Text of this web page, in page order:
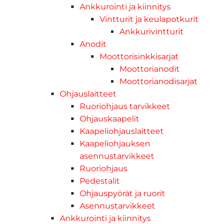
Ankkurointi ja kiinnitys
Vintturit ja keulapotkurit
Ankkurivintturit
Anodit
Moottorisinkkisarjat
Moottorianodit
Moottorianodisarjat
Ohjauslaitteet
Ruoriohjaus tarvikkeet
Ohjauskaapelit
Kaapeliohjauslaitteet
Kaapeliohjauksen
asennustarvikkeet
Ruoriohjaus
Pedestalit
Ohjauspyörät ja ruorit
Asennustarvikkeet
Ankkurointi ja kiinnitys